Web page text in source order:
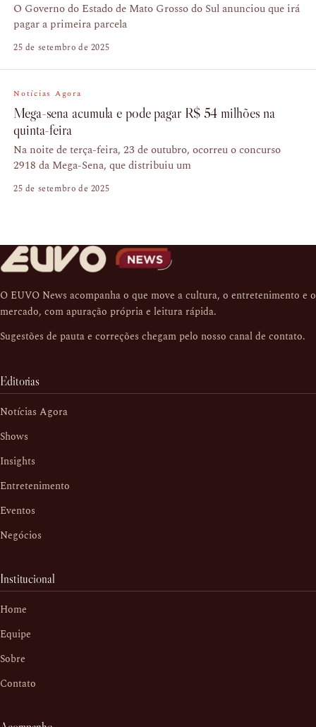
O Governo do Estado de Mato Grosso do Sul anunciou que irá
pagar a primeira parcela
25 de setembro de 2025
Notícias Agora
Mega-sena acumula e pode pagar R$ 54 milhões na
quinta-feira
Na noite de terça-feira, 23 de outubro, ocorreu o concurso
2918 da Mega-Sena, que distribuiu um
25 de setembro de 2025
O EUVO News acompanha o que move a cultura, o entretenimento e o
mercado, com apuração própria e leitura rápida.
Sugestões de pauta e correções chegam pelo nosso canal de contato.
Editorias
Notícias Agora
Shows
Insights
Entretenimento
Eventos
Negócios
Institucional
Home
Equipe
Sobre
Contato